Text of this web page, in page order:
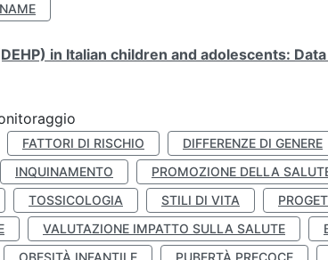
in Italian children and adolescents: Data
FATTORI DI RISCHIO
DIFFERENZE DI GENERE
INQUINAMENTO PROMOZIONE DELLA
TOSSICOLOGIA STILI DI VITA
VALUTAZIONE IMPATTO SULLA SALUTE
OBESITÀ INFANTILE PUBERTÀ PRECOCE